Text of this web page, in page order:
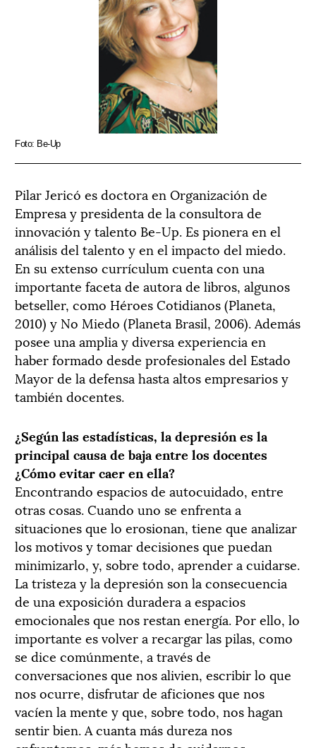
Foto: Be-Up
Pilar Jericó es doctora en Organización de
Empresa y presidenta de la consultora de
innovación y talento Be-Up. Es pionera en el
análisis del talento y en el impacto del miedo.
En su extenso currículum cuenta con una
importante faceta de autora de libros, algunos
betseller, como Héroes Cotidianos (Planeta,
2010) y No Miedo (Planeta Brasil, 2006). Además
posee una amplia y diversa experiencia en
haber formado desde profesionales del Estado
Mayor de la defensa hasta altos empresarios y
también docentes.
¿Según las estadísticas, la depresión es la
principal causa de baja entre los docentes
¿Cómo evitar caer en ella?
Encontrando espacios de autocuidado, entre
otras cosas. Cuando uno se enfrenta a
situaciones que lo erosionan, tiene que analizar
los motivos y tomar decisiones que puedan
minimizarlo, y, sobre todo, aprender a cuidarse.
La tristeza y la depresión son la consecuencia
de una exposición duradera a espacios
emocionales que nos restan energía. Por ello, lo
importante es volver a recargar las pilas, como
se dice comúnmente, a través de
conversaciones que nos alivien, escribir lo que
nos ocurre, disfrutar de aficiones que nos
vacíen la mente y que, sobre todo, nos hagan
sentir bien. A cuanta más dureza nos